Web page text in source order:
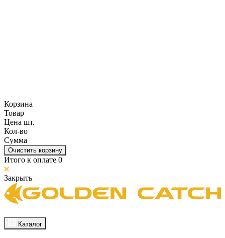
Корзина
Товар
Цена шт.
Кол-во
Сумма
Очистить корзину
Итого к оплате 0
Закрыть
Каталог